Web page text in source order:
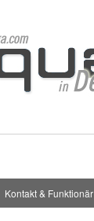
Kontakt & Funktionär